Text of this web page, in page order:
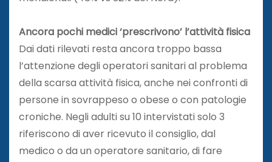
Ancora pochi medici ‘prescrivono’ l’attività fisica
Dai dati rilevati resta ancora troppo bassa
l’attenzione degli operatori sanitari al problema
della scarsa attività fisica, anche nei confronti di
persone in sovrappeso o obese o con patologie
croniche. Negli adulti su 10 intervistati solo 3
riferiscono di aver ricevuto il consiglio, dal
medico o da un operatore sanitario, di fare